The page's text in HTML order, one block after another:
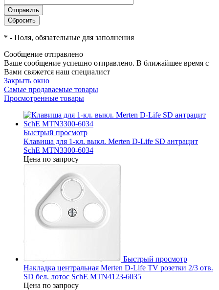
* - Поля, обязательные для заполнения
Сообщение отправлено
Ваше сообщение успешно отправлено. В ближайшее время с
Вами свяжется наш специалист
Закрыть окно
Самые продаваемые товары
Просмотренные товары
Быстрый просмотр
Клавиша для 1-кл. выкл. Merten D-Life SD антрацит
SchE MTN3300-6034
Цена по запросу
Быстрый просмотр
Накладка центральная Merten D-Life TV розетки 2/3 отв.
SD бел. лотос SchE MTN4123-6035
Цена по запросу